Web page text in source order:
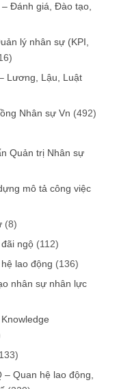
Đánh giá, Đào tạo,
lý nhân sự (KPI,
Lương, Lậu, Luật
Nhân sự Vn (492)
Quản trị Nhân sự
mô tả công việc
(8)
ngộ (112)
lao động (136)
nhân sự nhân lực
– Quan hệ lao động,